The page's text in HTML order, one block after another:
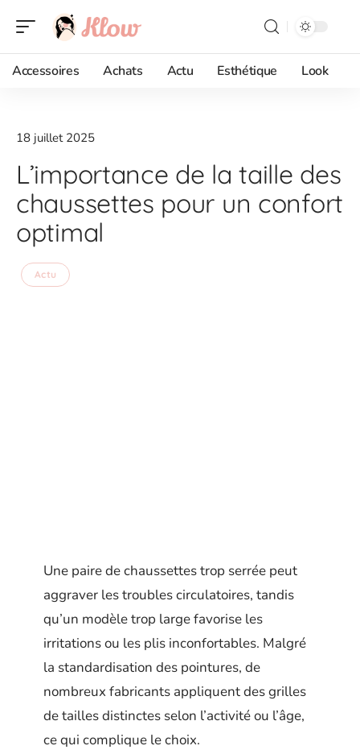
Accessoires Achats Actu Esthétique Look
18 juillet 2025
L’importance de la taille des
chaussettes pour un confort
optimal
Actu
Une paire de chaussettes trop serrée peut
aggraver les troubles circulatoires, tandis
qu’un modèle trop large favorise les
irritations ou les plis inconfortables. Malgré
la standardisation des pointures, de
nombreux fabricants appliquent des grilles
de tailles distinctes selon l’activité ou l’âge,
ce qui complique le choix.